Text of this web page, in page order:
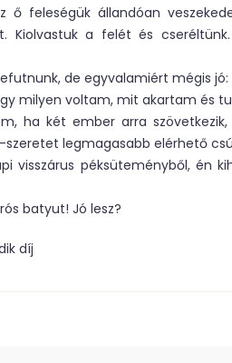
feleségük állandóan
a felét és
de egyvalamiért mégis
milyen voltam, mit akartam és
ha két ember arra
legmagasabb elérhető
péksüteményből, én
batyut! Jó lesz?